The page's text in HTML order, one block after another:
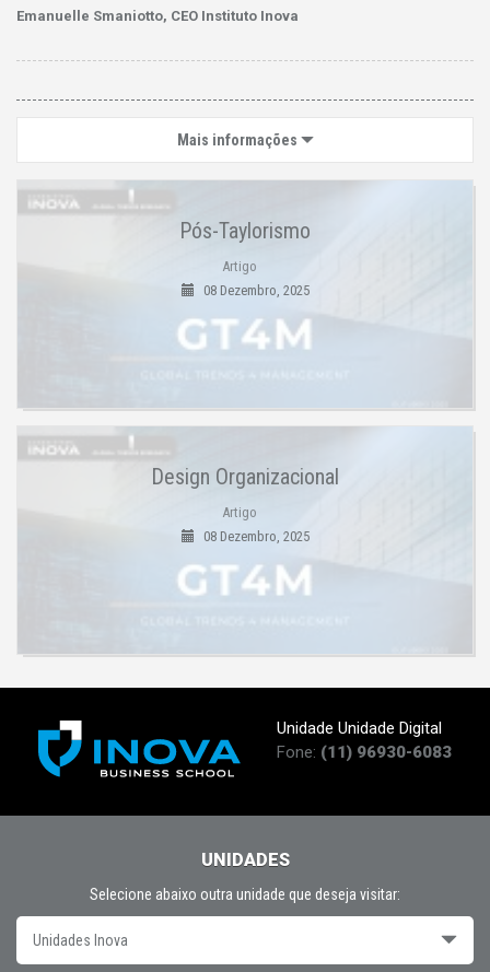
Emanuelle Smaniotto, CEO Instituto Inova
Mais informações
Pós-Taylorismo
Artigo
08 Dezembro, 2025
Design Organizacional
Artigo
08 Dezembro, 2025
Unidade Unidade Digital
Fone: (11) 96930-6083
UNIDADES
Selecione abaixo outra unidade que deseja visitar:
Unidades Inova